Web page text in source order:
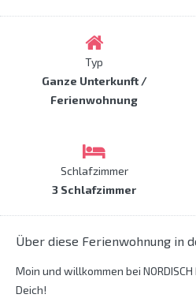
Typ
Ganze Unterkunft /
Ferienwohnung
Schlafzimmer
3 Schlafzimmer
Über diese Ferienwohnung in
Moin und willkommen bei
Deich!